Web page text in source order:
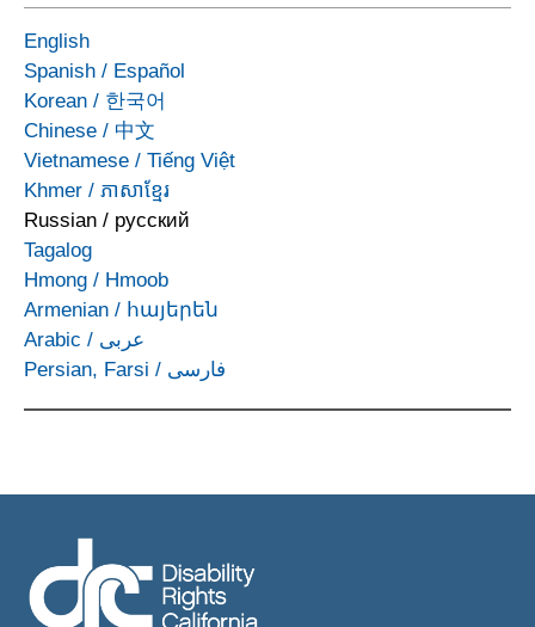
English
Spanish / Español
Korean / 한국어
Chinese / 中文
Vietnamese / Tiếng Việt
Khmer / ភាសាខ្មែរ
Russian / русский
Tagalog
Hmong / Hmoob
Armenian / հայերեն
Arabic / عربى
Persian, Farsi / فارسی